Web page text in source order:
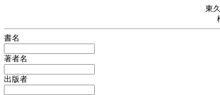
東
書名
著者名
出版者